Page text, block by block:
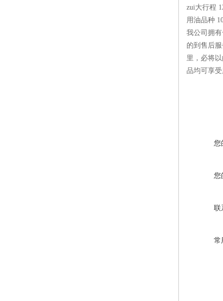
zui大行程
用油品种
我公司拥
的到售后
里，必将
品均可享
您
您
联
常